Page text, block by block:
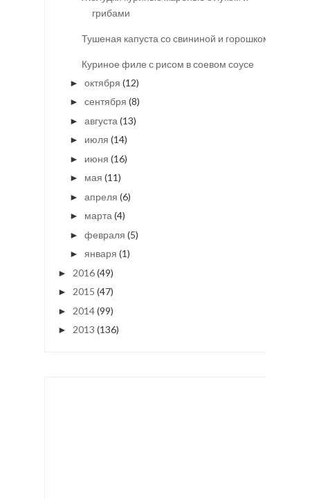
грибами
Тушеная капуста со свининой и горошком
Куриное филе с рисом в соевом соусе
► октября (12)
► сентября (8)
► августа (13)
► июля (14)
► июня (16)
► мая (11)
► апреля (6)
► марта (4)
► февраля (5)
► января (1)
► 2016(49)
► 2015 (47)
► 2014(99)
► 2013 (136)